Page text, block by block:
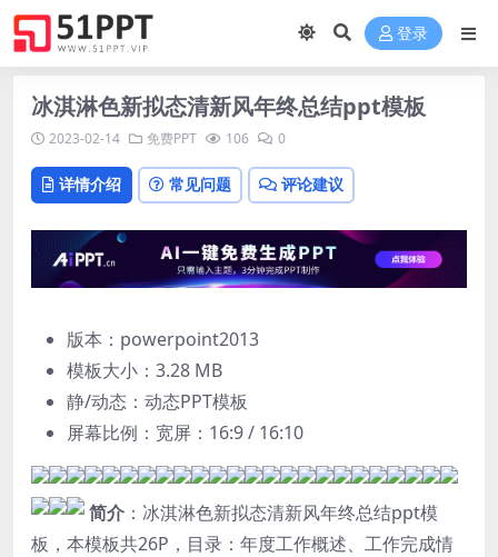
登录
冰淇淋色新拟态清新风年终总结ppt模板
2023-02-14 免费PPT 106 0
详情介绍 常见问题 评论建议
版本：powerpoint2013
模板大小： 3.28 MB
静/动态：动态PPT模板
屏幕比例：宽屏：16:9 / 16:10
简介 ：冰淇淋色新拟态清新风年终总结ppt模
板，本模板共26P，目录：年度工作概述、工作完成情